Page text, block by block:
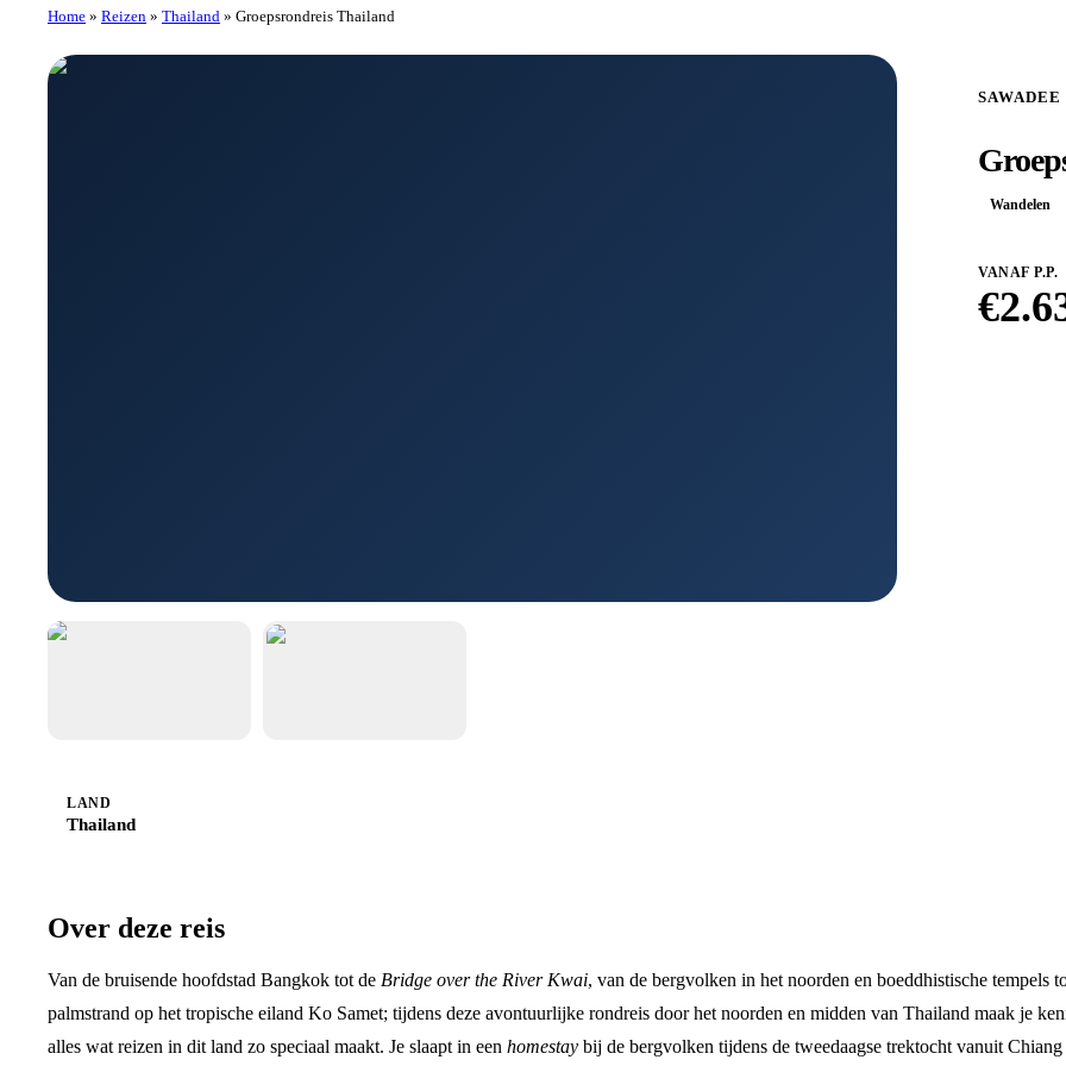
Home » Reizen » Thailand » Groepsrondreis Thailand
SAWADEE
Wandelen
VANAF P.P.
€
LAND
Thailand
Over deze reis
Van de bruisende hoofdstad Bangkok tot de Bridge over the River Kwai, van de bergvolken in het noorden en boeddhistische tempels
palmstrand op het tropische eiland Ko Samet; tijdens deze avontuurlijke rondreis door het noorden en midden van Thailand maak je
alles wat reizen in dit land zo speciaal maakt. Je slaapt in een homestay bij de bergvolken tijdens de tweedaagse trektocht vanuit